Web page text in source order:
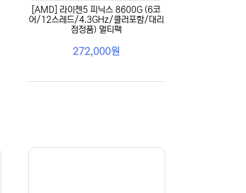
[AMD] 라이젠5 피닉스 8600G (6코
어/12스레드/4.3GHz/쿨러포함/대리
점정품) 멀티팩
272,000원